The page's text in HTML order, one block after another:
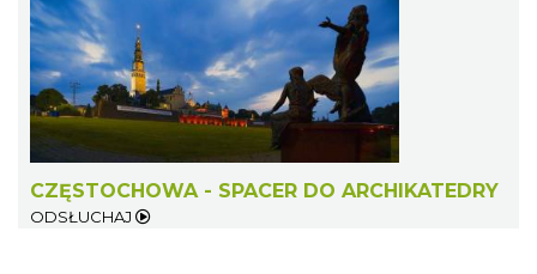
CZĘSTOCHOWA - SPACER DO ARCHIKATEDRY
ODSŁUCHAJ